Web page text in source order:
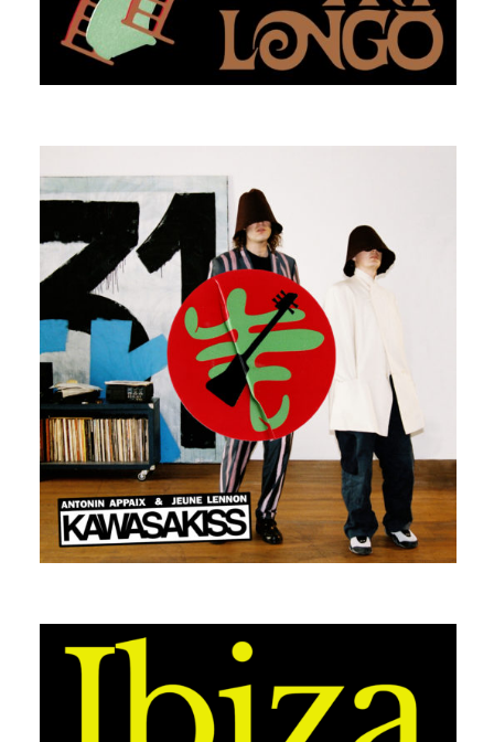
ART LONGO
ANTONIN APPAIX
IBIZA (SUMMER 24 EDITION)